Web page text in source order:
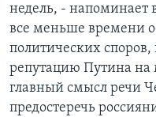
недель, - напоминает
все меньше времени
политических
репутацию Путина на
главный смысл речи
предостеречь